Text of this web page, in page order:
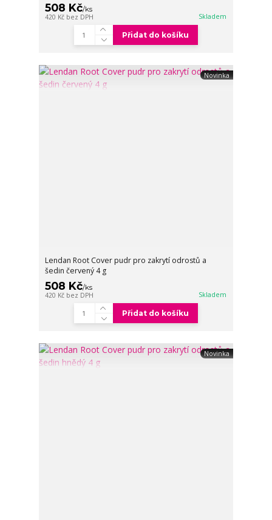
508 Kč/ks
420 Kč bez DPH Skladem
Přidat do košíku
Novinka
Lendan Root Cover pudr pro zakrytí odrostů a
šedin červený 4 g
508 Kč/ks
420 Kč bez DPH Skladem
Přidat do košíku
Novinka